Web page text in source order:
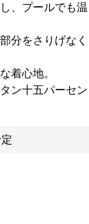
、プールでも温
分をさりげなく
着心地。
ン十五パーセン